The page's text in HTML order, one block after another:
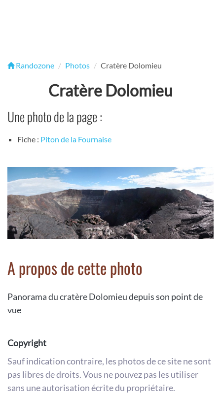
Randozone Photos Cratère Dolomieu
Cratère Dolomieu
Une photo de la page :
Fiche : Piton de la Fournaise
A propos de cette photo
Panorama du cratère Dolomieu depuis son point de
vue
Copyright
Sauf indication contraire, les photos de ce site ne sont
pas libres de droits. Vous ne pouvez pas les utiliser
sans une autorisation écrite du propriétaire.